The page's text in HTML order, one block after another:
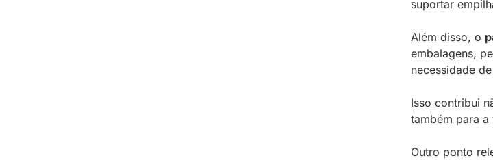
suportar
Além disso, o
embalagens,
necessidade
Isso contribui
também para
Outro ponto